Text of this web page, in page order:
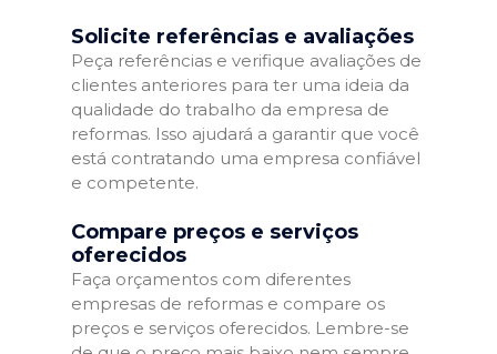
Solicite referências e avaliações
Peça referências e verifique avaliações de
clientes anteriores para ter uma ideia da
qualidade do trabalho da empresa de
reformas. Isso ajudará a garantir que você
está contratando uma empresa confiável
e competente.
Compare preços e serviços
oferecidos
Faça orçamentos com diferentes
empresas de reformas e compare os
preços e serviços oferecidos. Lembre-se